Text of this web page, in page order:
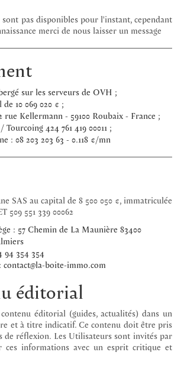
pas disponibles pour l'instant, cependant
merci de nous laisser un message
sur les serveurs de OVH ;
10 069 020 € ;
rue Kellermann - 59100 Roubaix - France ;
424 761 419 00011 ;
: 08 203 203 63 - 0.118 €/mn
SAS au capital de 8 500 050 €, immatriculée
509 551 339 00062
: 57 Chemin de La Maunière 83400
94 354 354
boite-immo.com
éditorial
éditorial (guides, actualités) dans un
et à titre indicatif. Ce contenu doit être pris
de réflexion. Les Utilisateurs sont invités par
ces informations avec un esprit critique et